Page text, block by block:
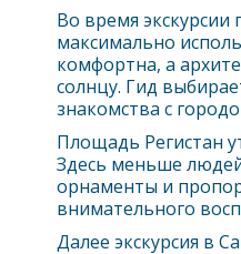
Во время экскурсии
максимально
комфортна, а
солнцу. Гид
знакомства с
Площадь Регистан
Здесь меньше
орнаменты и
внимательного
Далее экскурсия в